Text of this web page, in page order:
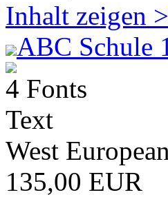
Inhalt zeigen
ABC Schule
4 Fonts
Text
West European
135,00 EUR